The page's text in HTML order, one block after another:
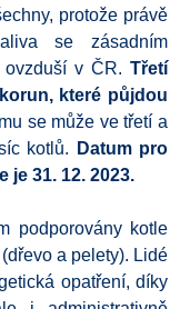
protože právě
se zásadním
ovzduší v ČR. Třetí
které půjdou
se může ve třetí a
kotlů.
Datum pro
je 31. 12. 2023.
podporovány kotle
a pelety). Lidé
opatření, díky